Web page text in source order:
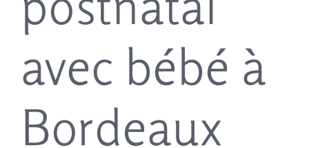
avec bébé à
Bordeaux